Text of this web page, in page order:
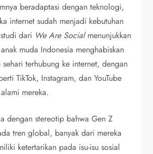
beradaptasi dengan teknologi,
internet sudah menjadi kebutuhan
dari We Are Socialmenunjukkan
muda Indonesia menghabiskan
terhubung ke internet, dengan
TikTok, Instagram, dan YouTube
mereka.
dengan stereotip bahwa Gen Z
tren global, banyak dari mereka
ketertarikan pada isu-isu sosial